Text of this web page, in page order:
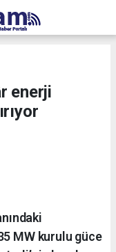
enerji
MW kurulu güce